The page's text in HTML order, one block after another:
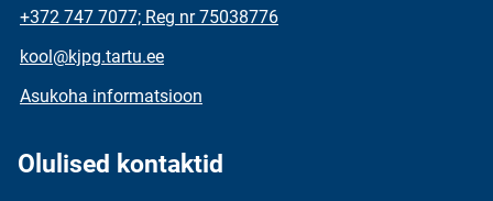
+372 747 7077; Reg nr 75038776
kool@kjpg.tartu.ee
Asukoha informatsioon
Olulised kontaktid